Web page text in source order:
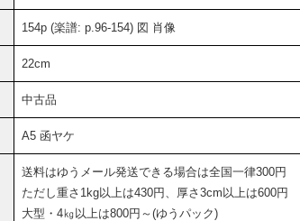
154p (楽譜: p.96-154) 図 肖像
22cm
中古品
A5 函ヤケ
送料はゆうメール発送できる場合は全国一律300円
ただし重さ1kg以上は430円、厚さ3cm以上は600円
大型・4㎏以上は800円～(ゆうパック)